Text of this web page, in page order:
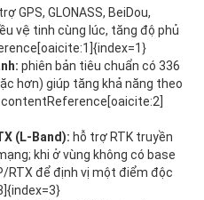
GPS, GLONASS, BeiDou,
vệ tinh cùng lúc, tăng độ phủ
phiên bản tiêu chuẩn có 336
hơn) giúp tăng khả năng theo
(L‑Band): hỗ trợ RTK truyền
khi ở vùng không có base
RTX để định vị một điểm độc